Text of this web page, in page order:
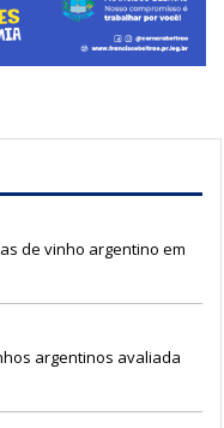
de vinho argentino em
argentinos avaliada